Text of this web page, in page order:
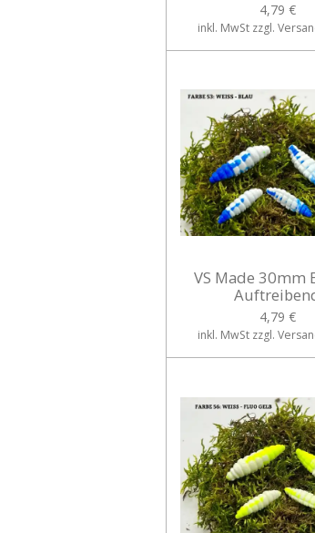
4,79 €
inkl. MwSt zzgl.
VS Made 30mm
4,79 €
inkl. MwSt zzgl.